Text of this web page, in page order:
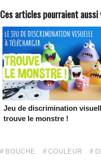
Ces articles pourraient
Jeu de discrimination
trouve le monstre !
BOUCHE COULEUR